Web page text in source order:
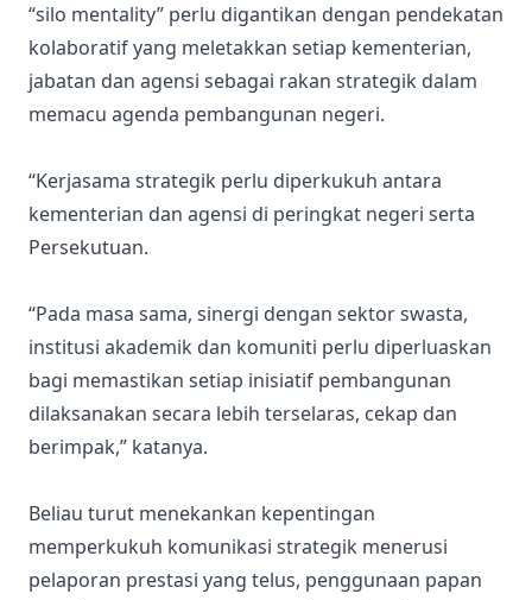
“silo mentality” perlu digantikan dengan pendekatan
kolaboratif yang meletakkan setiap kementerian,
jabatan dan agensi sebagai rakan strategik dalam
memacu agenda pembangunan negeri.
“Kerjasama strategik perlu diperkukuh antara
kementerian dan agensi di peringkat negeri serta
Persekutuan.
“Pada masa sama, sinergi dengan sektor swasta,
institusi akademik dan komuniti perlu diperluaskan
bagi memastikan setiap inisiatif pembangunan
dilaksanakan secara lebih terselaras, cekap dan
berimpak,” katanya.
Beliau turut menekankan kepentingan
memperkukuh komunikasi strategik menerusi
pelaporan prestasi yang telus, penggunaan papan